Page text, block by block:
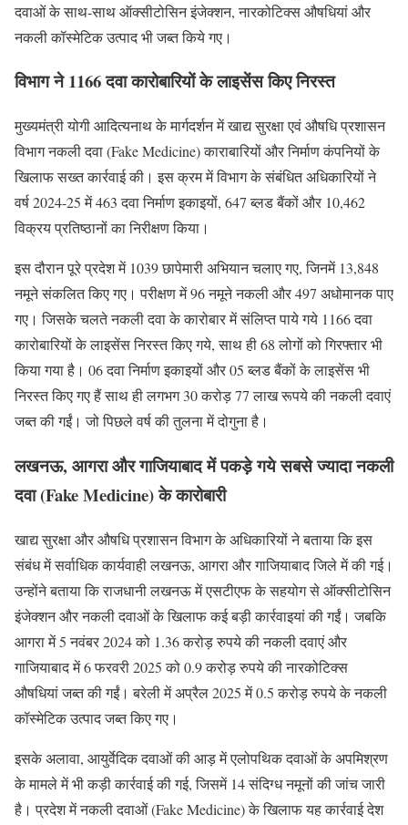
दवाओं के साथ-साथ ऑक्सीटोसिन इंजेक्शन, नारकोटिक्स औषधियां और
नकली कॉस्मेटिक उत्पाद भी जब्त किये गए।
विभाग ने 1166 दवा कारोबारियों के लाइसेंस किए निरस्त
मुख्यमंत्री योगी आदित्यनाथ के मार्गदर्शन में खाद्य सुरक्षा एवं औषधि प्रशासन
विभाग नकली दवा (Fake Medicine) काराबारियों और निर्माण कंपनियों के
खिलाफ सख्त कार्रवाई की। इस क्रम में विभाग के संबंधित अधिकारियों ने
वर्ष 2024-25 में 463 दवा निर्माण इकाइयों, 647 ब्लड बैंकों और 10,462
विक्रय प्रतिष्ठानों का निरीक्षण किया।
इस दौरान पूरे प्रदेश में 1039 छापेमारी अभियान चलाए गए, जिनमें 13,848
नमूने संकलित किए गए। परीक्षण में 96 नमूने नकली और 497 अधोमानक पाए
गए। जिसके चलते नकली दवा के कारोबार में संलिप्त पाये गये 1166 दवा
कारोबारियों के लाइसेंस निरस्त किए गये, साथ ही 68 लोगों को गिरफ्तार भी
किया गया है। 06 दवा निर्माण इकाइयों और 05 ब्लड बैंकों के लाइसेंस भी
निरस्त किए गए हैं साथ ही लगभग 30 करोड़ 77 लाख रूपये की नकली दवाएं
जब्त की गईं। जो पिछले वर्ष की तुलना में दोगुना है।
लखनऊ, आगरा और गाजियाबाद में पकड़े गये सबसे ज्यादा नकली
दवा (Fake Medicine) के कारोबारी
खाद्य सुरक्षा और औषधि प्रशासन विभाग के अधिकारियों ने बताया कि इस
संबंध में सर्वाधिक कार्यवाही लखनऊ, आगरा और गाजियाबाद जिले में की गई।
उन्होंने बताया कि राजधानी लखनऊ में एसटीएफ के सहयोग से ऑक्सीटोसिन
इंजेक्शन और नकली दवाओं के खिलाफ कई बड़ी कार्रवाइयां की गईं। जबकि
आगरा में 5 नवंबर 2024 को 1.36 करोड़ रुपये की नकली दवाएं और
गाजियाबाद में 6 फरवरी 2025 को 0.9 करोड़ रुपये की नारकोटिक्स
औषधियां जब्त की गईं। बरेली में अप्रैल 2025 में 0.5 करोड़ रुपये के नकली
कॉस्मेटिक उत्पाद जब्त किए गए।
इसके अलावा, आयुर्वेदिक दवाओं की आड़ में एलोपथिक दवाओं के अपमिश्रण
के मामले में भी कड़ी कार्रवाई की गई, जिसमें 14 संदिग्ध नमूनों की जांच जारी
है। प्रदेश में नकली दवाओं (Fake Medicine) के खिलाफ यह कार्रवाई देश